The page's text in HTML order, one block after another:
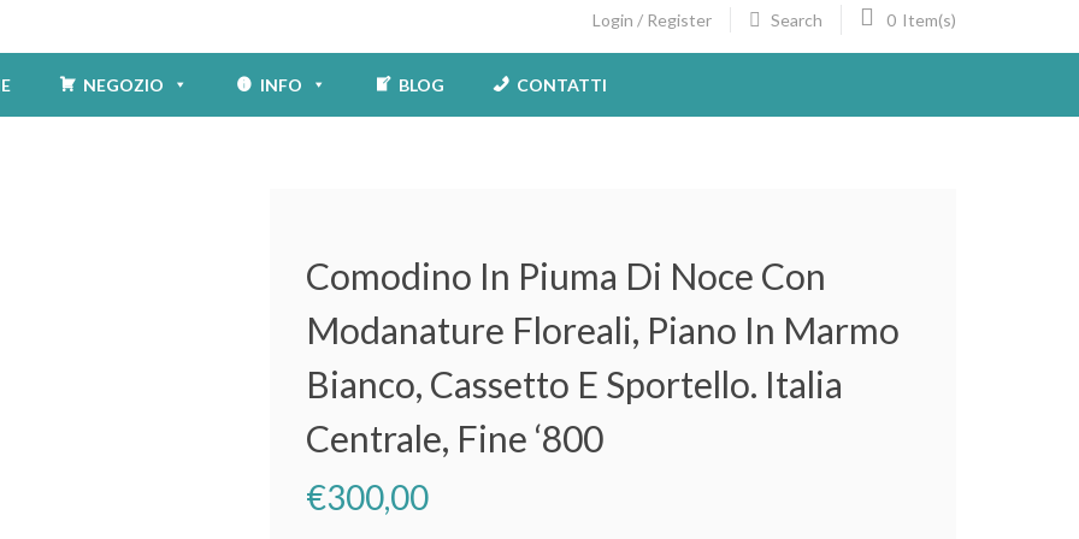
Login / Register Search 0 Item(s)
NEGOZIO INFO BLOG CONTATTI
Comodino In Piuma Di Noce Con
Modanature Floreali, Piano In Marmo
Bianco, Cassetto E Sportello. Italia
Centrale, Fine ‘800
€300,00